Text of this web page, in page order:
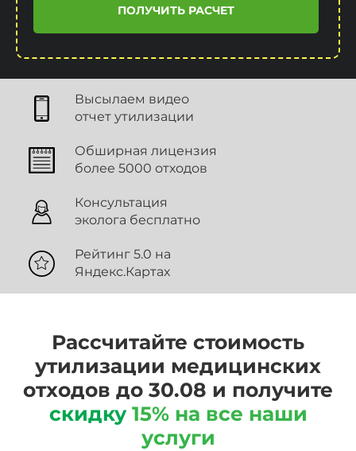
ПОЛУЧИТЬ РАСЧЕТ
Высылаем видео
отчет утилизации
Обширная лицензия
более 5000 отходов
Консультация
эколога бесплатно
Рейтинг 5.0 на
Яндекс.Картах
Рассчитайте стоимость
утилизации медицинских
отходов до 30.08 и получите
скидку 15% на все наши
услуги